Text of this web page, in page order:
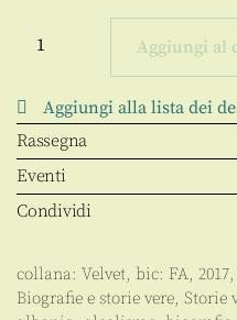
nel
Aggiungi al
Aggiungi alla lista dei
Rassegna
Eventi
Condividi
collana: Velvet, bic: FA, 2017
Biografie e storie vere, Storie